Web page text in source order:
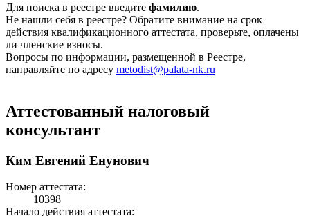
Для поиска в реестре введите фамилию.
Не нашли себя в реестре? Обратите внимание на срок
действия квалификационного аттестата, проверьте, оплачены
ли членские взносы.
Вопросы по информации, размещенной в Реестре,
направляйте по адресу metodist@palata-nk.ru
Аттестованный налоговый
консультант
Ким Евгений Енунович
Номер аттестата:
10398
Начало действия аттестата: